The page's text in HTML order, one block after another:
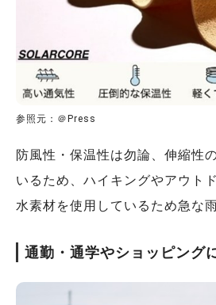
参照元：＠Press
防風性・保温性は勿論、伸縮性
いるため、ハイキングやアウト
水素材を使用しているため急な
通勤・通学やショッピング